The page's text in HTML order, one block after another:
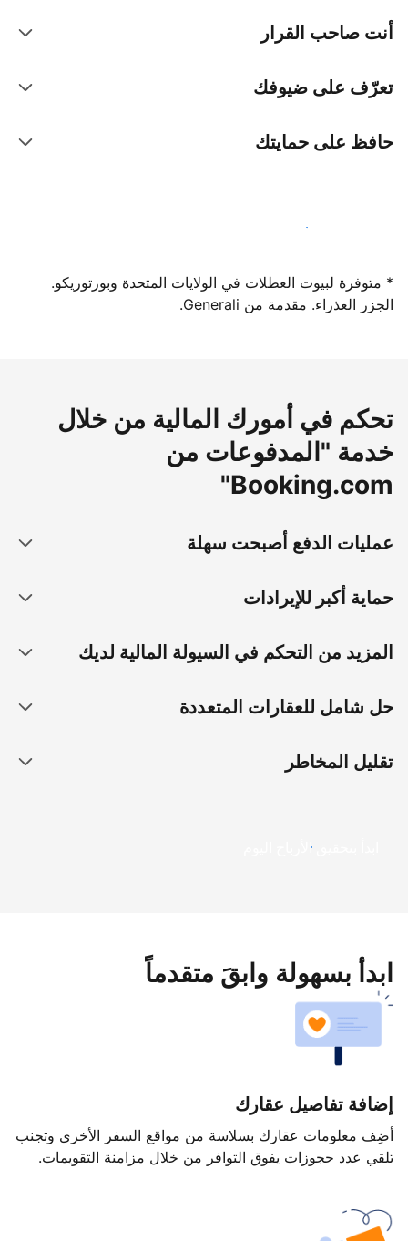
أنت صاحب القرار
تعرّف على ضيوفك
حافظ على حمايتك
سجِّل كمضيف لدينا اليوم
* متوفرة لبيوت العطلات في الولايات المتحدة وبورتوريكو.
الجزر العذراء. مقدمة من Generali.
تحكم في أمورك المالية من خلال
خدمة "المدفوعات من
Booking.com"
عمليات الدفع أصبحت سهلة
حماية أكبر للإيرادات
المزيد من التحكم في السيولة المالية لديك
حل شامل للعقارات المتعددة
تقليل المخاطر
ابدأ بتحقيق الأرباح اليوم
ابدأ بسهولة وابقَ متقدماً
إضافة تفاصيل عقارك
أضِف معلومات عقارك بسلاسة من مواقع السفر الأخرى وتجنب
تلقي عدد حجوزات يفوق التوافر من خلال مزامنة التقويمات.